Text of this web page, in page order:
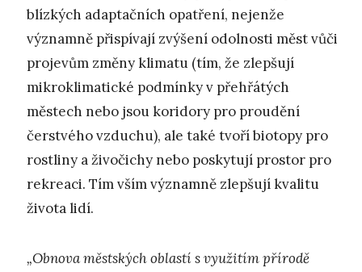
blízkých adaptačních opatření, nejenže
významně přispívají zvýšení odolnosti měst vůči
projevům změny klimatu (tím, že zlepšují
mikroklimatické podmínky v přehřátých
městech nebo jsou koridory pro proudění
čerstvého vzduchu), ale také tvoří biotopy pro
rostliny a živočichy nebo poskytují prostor pro
rekreaci. Tím vším významně zlepšují kvalitu
života lidí.
„Obnova městských oblastí s využitím přírodě